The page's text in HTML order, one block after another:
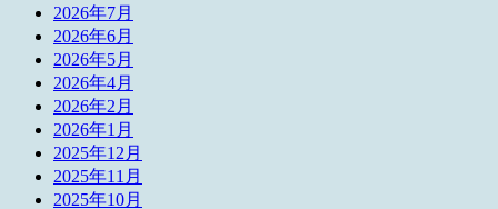
2026年7月
2026年6月
2026年5月
2026年4月
2026年2月
2026年1月
2025年12月
2025年11月
2025年10月